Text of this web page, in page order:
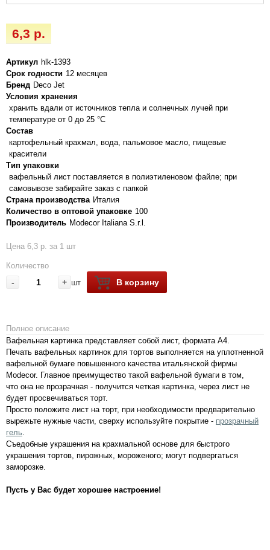
6,3 р.
Артикул hlk-1393
Срок годности 12 месяцев
Бренд Deco Jet
Условия хранения
хранить вдали от источников тепла и солнечных лучей при
температуре от 0 до 25 °C
Состав
картофельный крахмал, вода, пальмовое масло, пищевые
красители
Тип упаковки
вафельный лист поставляется в полиэтиленовом файле; при
самовывозе забирайте заказ с папкой
Страна производства Италия
Количество в оптовой упаковке 100
Производитель Modecor Italiana S.r.l.
Цена 6,3 р. за 1 шт
Количество
- + шт В корзину
Полное описание
Вафельная картинка представляет собой лист, формата А4.
Печать вафельных картинок для тортов выполняется на уплотненной
вафельной бумаге повышенного качества итальянской фирмы
Modecor. Главное преимущество такой вафельной бумаги в том,
что она не прозрачная - получится четкая картинка, через лист не
будет просвечиваться торт.
Просто положите лист на торт, при необходимости предварительно
вырежьте нужные части, сверху используйте покрытие - прозрачный
гель
Съедобные украшения на крахмальной основе для быстрого
украшения тортов, пирожных, мороженого; могут подвергаться
заморозке.
Пусть у Вас будет хорошее настроение!